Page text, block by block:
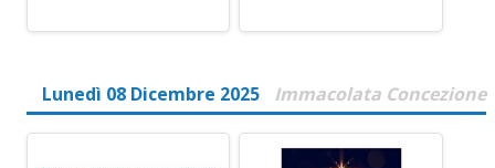
Lunedì 08 Dicembre 2025 Immacolata Concezione